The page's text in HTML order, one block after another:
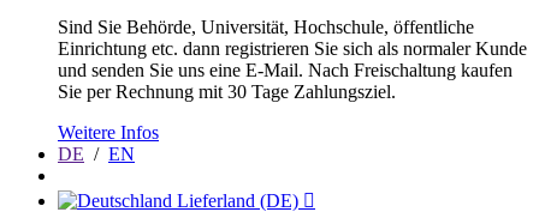
Sind Sie Behörde, Universität, Hochschule, öffentliche
Einrichtung etc. dann registrieren Sie sich als normaler Kunde
und senden Sie uns eine E-Mail. Nach Freischaltung kaufen
Sie per Rechnung mit 30 Tage Zahlungsziel.
Weitere Infos
DE / EN
Lieferland (DE) 